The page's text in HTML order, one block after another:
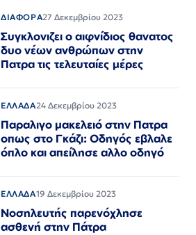
ΔΙΑΦΟΡΑ27 Δεκεμβρίου 2023
Συγκλονιζει ο αιφνίδιος θανατος
δυο νέων ανθρώπων στην
Πατρα τις τελευταίες μέρες
ΕΛΛΑΔΑ24 Δεκεμβρίου 2023
Παραλιγο μακελειό στην Πατρα
οπως στο Γκάζι: Οδηγός εβλαλε
όπλο και απείλησε αλλο οδηγό
ΕΛΛΑΔΑ19 Δεκεμβρίου 2023
Νοσηλευτής παρενόχλησε
ασθενή στην Πάτρα